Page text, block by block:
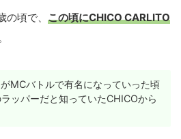
頃で、 この頃にCHICO CARLITO
。
MCバトルで有名になっていった頃
ッパーだと知っていたCHICOから